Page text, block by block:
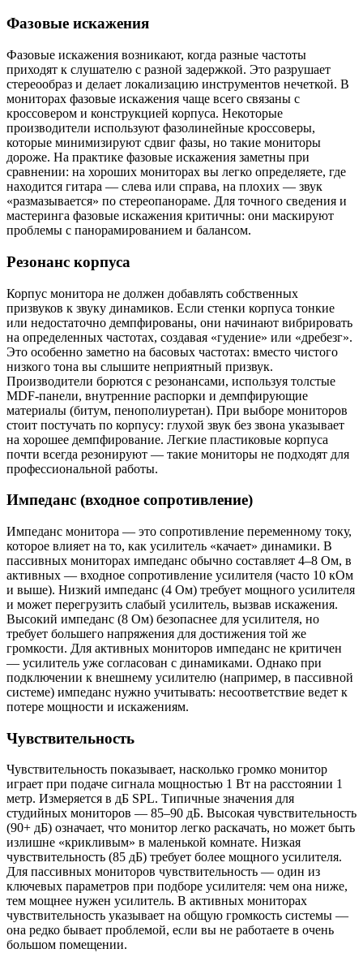
Фазовые искажения
Фазовые искажения возникают, когда разные частоты
приходят к слушателю с разной задержкой. Это разрушает
стереообраз и делает локализацию инструментов нечеткой. В
мониторах фазовые искажения чаще всего связаны с
кроссовером и конструкцией корпуса. Некоторые
производители используют фазолинейные кроссоверы,
которые минимизируют сдвиг фазы, но такие мониторы
дороже. На практике фазовые искажения заметны при
сравнении: на хороших мониторах вы легко определяете, где
находится гитара — слева или справа, на плохих — звук
«размазывается» по стереопанораме. Для точного сведения и
мастеринга фазовые искажения критичны: они маскируют
проблемы с панорамированием и балансом.
Резонанс корпуса
Корпус монитора не должен добавлять собственных
призвуков к звуку динамиков. Если стенки корпуса тонкие
или недостаточно демпфированы, они начинают вибрировать
на определенных частотах, создавая «гудение» или «дребезг».
Это особенно заметно на басовых частотах: вместо чистого
низкого тона вы слышите неприятный призвук.
Производители борются с резонансами, используя толстые
MDF-панели, внутренние распорки и демпфирующие
материалы (битум, пенополиуретан). При выборе мониторов
стоит постучать по корпусу: глухой звук без звона указывает
на хорошее демпфирование. Легкие пластиковые корпуса
почти всегда резонируют — такие мониторы не подходят для
профессиональной работы.
Импеданс (входное сопротивление)
Импеданс монитора — это сопротивление переменному току,
которое влияет на то, как усилитель «качает» динамики. В
пассивных мониторах импеданс обычно составляет 4–8 Ом, в
активных — входное сопротивление усилителя (часто 10 кОм
и выше). Низкий импеданс (4 Ом) требует мощного усилителя
и может перегрузить слабый усилитель, вызвав искажения.
Высокий импеданс (8 Ом) безопаснее для усилителя, но
требует большего напряжения для достижения той же
громкости. Для активных мониторов импеданс не критичен
— усилитель уже согласован с динамиками. Однако при
подключении к внешнему усилителю (например, в пассивной
системе) импеданс нужно учитывать: несоответствие ведет к
потере мощности и искажениям.
Чувствительность
Чувствительность показывает, насколько громко монитор
играет при подаче сигнала мощностью 1 Вт на расстоянии 1
метр. Измеряется в дБ SPL. Типичные значения для
студийных мониторов — 85–90 дБ. Высокая чувствительность
(90+ дБ) означает, что монитор легко раскачать, но может быть
излишне «крикливым» в маленькой комнате. Низкая
чувствительность (85 дБ) требует более мощного усилителя.
Для пассивных мониторов чувствительность — один из
ключевых параметров при подборе усилителя: чем она ниже,
тем мощнее нужен усилитель. В активных мониторах
чувствительность указывает на общую громкость системы —
она редко бывает проблемой, если вы не работаете в очень
большом помещении.